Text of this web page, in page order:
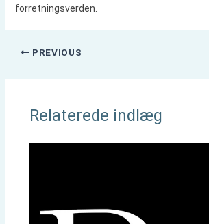
forretningsverden.
PREVIOUS
Relaterede indlæg